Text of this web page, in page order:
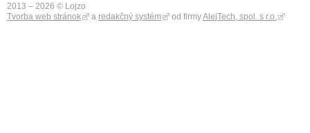
2013 – 2026 © Lojzo
Tvorba web stránok
a redakčný systém od firmyAlejTech, spol. s r.o.